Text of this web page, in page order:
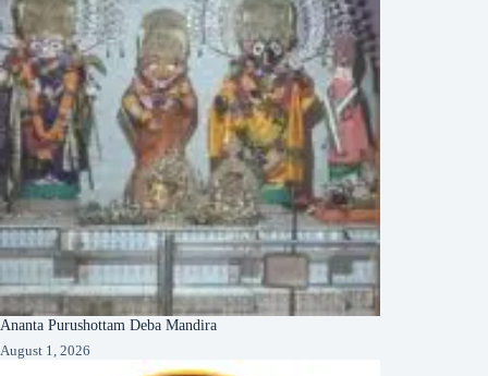
Ananta Purushottam Deba Mandira
August 1, 2026